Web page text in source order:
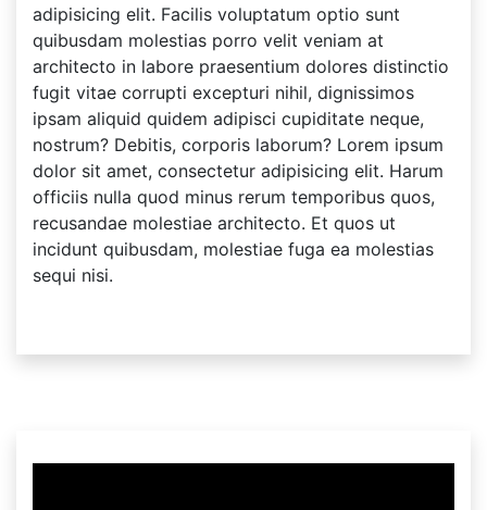
adipisicing elit. Facilis voluptatum optio sunt
quibusdam molestias porro velit veniam at
architecto in labore praesentium dolores distinctio
fugit vitae corrupti excepturi nihil, dignissimos
ipsam aliquid quidem adipisci cupiditate neque,
nostrum? Debitis, corporis laborum? Lorem ipsum
dolor sit amet, consectetur adipisicing elit. Harum
officiis nulla quod minus rerum temporibus quos,
recusandae molestiae architecto. Et quos ut
incidunt quibusdam, molestiae fuga ea molestias
sequi nisi.